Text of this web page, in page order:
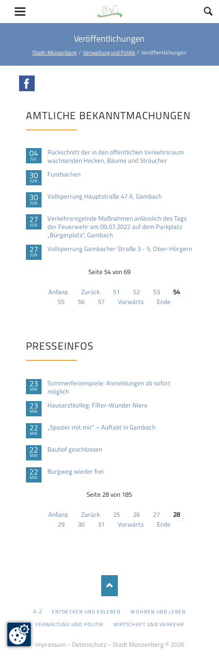
Veröffentlichungen
Stadt-Münzenberg Verwaltung und Politik Veröffentlichungen
AMTLICHE BEKANNTMACHUNGEN
04
JUL
Rückschnitt der in den öffentlichen Verkehrsraum
wachsenden Hecken, Bäume und Sträucher
30
JUN
Fundsachen
30
JUN
Vollsperrung Hauptstraße 47 A, Gambach
27
JUN
Verkehrsregelnde Maßnahmen anlässlich des Tags
der Feuerwehr am 09.07.2022 auf dem Parkplatz
„Bürgerplatz“, Gambach
27
JUN
Vollsperrung Gambacher Straße 3 - 5, Ober-Hörgern
Seite 54 von 69
Anfang Zurück 51 52 53
54
55
56 57 Vorwärts Ende
PRESSEINFOS
23
MAI
Sommerferienspiele: Anmeldungen ab sofort
möglich
23
MAI
Hausarztkolleg: Filter-Wunder Niere
22
MAI
„Spazier mit mir“ – Auftakt in Gambach
22
MAI
Bauhof geschlossen
22
MAI
Burgweg wieder frei
Seite 28 von 185
Anfang Zurück 25 26 27
28
29
30 31 Vorwärts Ende
NAVIGATION
A-Z ENTDECKEN UND ERLEBEN
WOHNEN UND LEBEN
VERWALTUNG UND POLITIK
WIRTSCHAFT UND VERKEHR
Impressum - Datenschutz- Stadt Münzenberg © 2026